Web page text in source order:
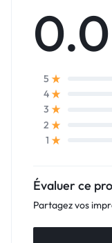
0.0
5
4
3
2
1
Évaluer ce
Partagez vos